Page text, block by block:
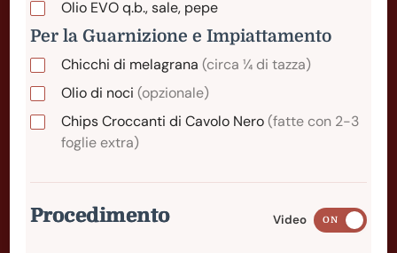
Olio EVO q.b., sale, pepe
Per la Guarnizione e Impiattamento
Chicchi di melagrana (circa ¼ di tazza)
Olio di noci (opzionale)
Chips Croccanti di Cavolo Nero(fatte con 2-3
foglie extra)
Procedimento Video ON